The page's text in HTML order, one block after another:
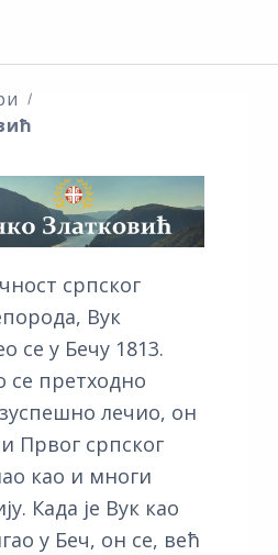
српског
Вук
се у Бечу 1813.
се претходно
лечио, он
Првог српског
као и многи
Када је Вук као
у Беч, он се, већ